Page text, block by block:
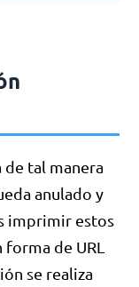
de tal manera
anulado y
imprimir estos
de URL
se realiza